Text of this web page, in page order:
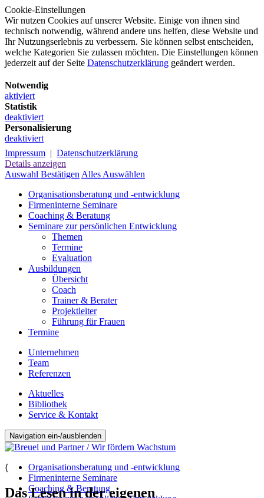
Cookie-Einstellungen
Wir nutzen Cookies auf unserer Website. Einige von ihnen sind
technisch notwendig, während andere uns helfen, diese Website und
Ihr Nutzungserlebnis zu verbessern. Sie können selbst entscheiden,
welche Kategorien Sie zulassen möchten. Die Einstellungen können
jederzeit auf der Seite Datenschutzerklärung geändert werden.
Notwendig
aktiviert
Statistik
deaktiviert
Personalisierung
deaktiviert
Impressum | Datenschutzerklärung
Details anzeigen
Auswahl Bestätigen Alles Auswählen
Organisationsberatung und -entwicklung
Firmeninterne Seminare
Coaching & Beratung
Seminare zur persönlichen Entwicklung
Themen
Termine
Evaluation
Ausbildungen
Übersicht
Coach
Trainer & Berater
Projektleiter
Führung für Frauen
Termine
Unternehmen
Team
Referenzen
Aktuelles
Bibliothek
Service & Kontakt
Navigation ein-/ausblenden
Organisationsberatung und -entwicklung
Firmeninterne Seminare
Coaching & Beratung
⟨
Das Lesen in der eigenen